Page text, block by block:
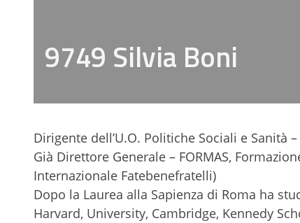
9749 Silvia Boni
Dirigente dell’U.O. Politiche Sociali e Sanità –
Già Direttore Generale – FORMAS,
Internazionale Fatebenefratelli)
Dopo la Laurea alla Sapienza di Roma ha
Harvard, University, Cambridge, Kennedy